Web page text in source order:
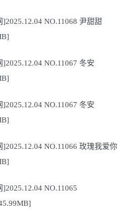
]2025.12.04 NO.11068 尹甜甜
NO.11067 冬安
NO.11067 冬安
]2025.12.04 NO.11066 玫瑰我爱你
NO.11065